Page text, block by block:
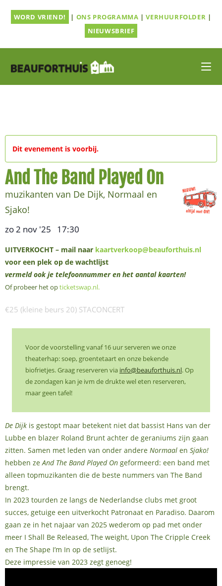
naarWORD VRIEND! | ONS PROGRAMMA |VERHUURFOLDER |
NIEUWSBRIEF
Dit evenement is voorbij.
And The Band Played On
muzikanten van De Dijk, Normaal en
Sjako!
zo 2 nov '25 17:30
UITVERKOCHT – mail naar kaartverkoop@beauforthuis.nl
voor een plek op de wachtlijst
vermeld ook je telefoonnummer en het aantal kaarten!
Of probeer het opticketswap.nl.
€25 (kleine beurs 20) STACONCERT
Voor de voorstelling vanaf 16 uur serveren we onze
theaterhap: soep, groentetaart en onze bekende
biofrietjes. Graag reserveren via info@beauforthuis.nl. Op
de zondagen kan je ivm de drukte wel eten reserveren,
maar geen tafel!
De Dijk is gestopt maar betekent niet dat bassist Hans van der
Lubbe en blazer Roland Brunt achter de geraniums zijn gaan
zitten. Samen met leden van onder andere Normaal en Sjako!
hebben zeAnd The Band Played On geformeerd: een band met
alleen topmuzikanten die de beste nummers van The Band
brengt.
In 2023 tourden ze langs de Nederlandse clubs met groot
succes, getuige een uitverkocht Patronaat en Paradiso. Daarom
gaan ze in het najaar van 2025 wederom op pad met onder
meer I Shall Be Released, The weight, Upon The Cripple Creek
en The Shape I’m In op de setlijst.
Deze impressie van 2023 zegt genoeg!